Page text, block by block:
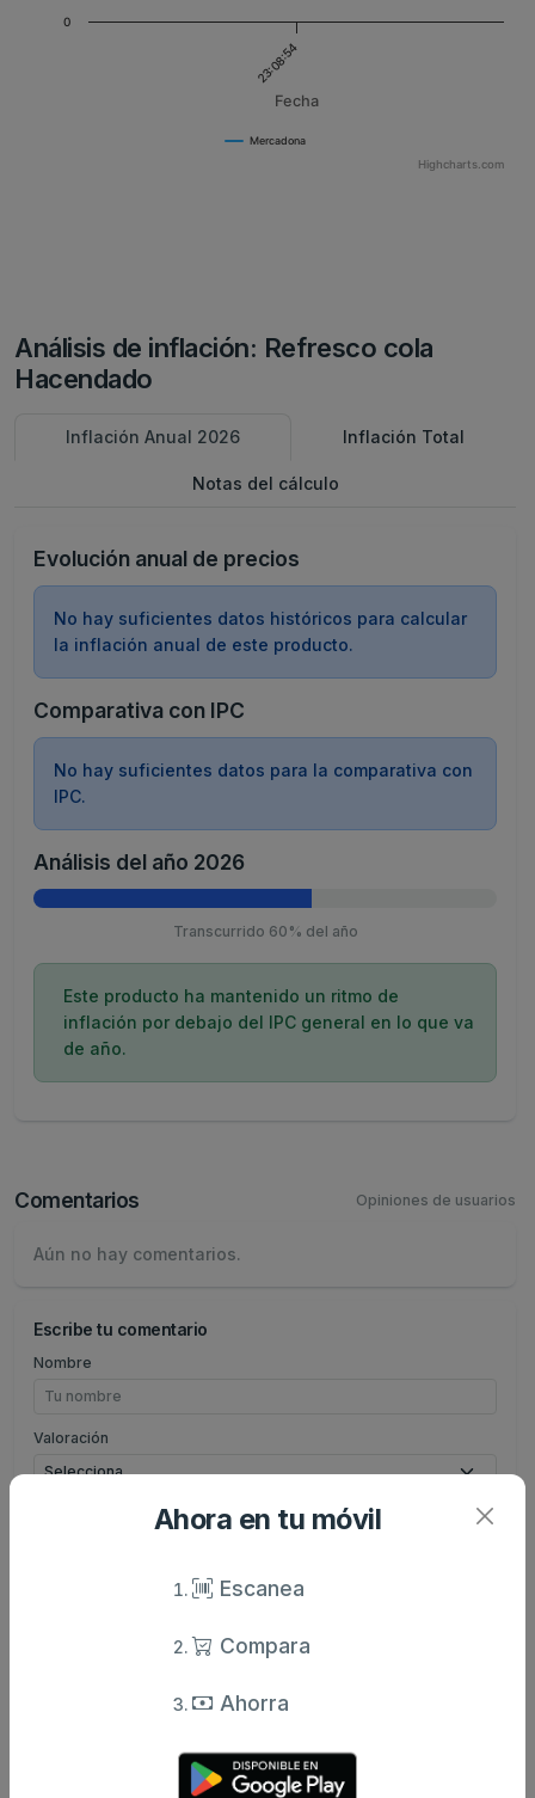
Fecha
23:08:54
0
Mercadona
Highcharts.com
Análisis de inflación: Refresco cola
Hacendado
Inflación Anual 2026 Inflación Total
Notas del cálculo
Evolución anual de precios
No hay suficientes datos históricos para calcular
la inflación anual de este producto.
Comparativa con IPC
No hay suficientes datos para la comparativa con
IPC.
Análisis del año 2026
Transcurrido 60% del año
Este producto ha mantenido un ritmo de
inflación por debajo del IPC general en lo que va
de año.
Comentarios Opiniones de usuarios
Aún no hay comentarios.
Escribe tu comentario
Nombre
Valoración
Enviar comentario
Análisis de precio
Ahora en tu móvil
Escanea
Compara
Ahorra